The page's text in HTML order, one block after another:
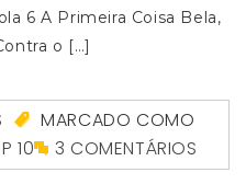
6 A Primeira Coisa Bela,
o […]
MARCADO COMO
10 3 COMENTÁRIOS